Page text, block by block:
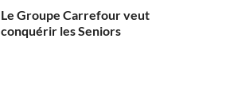
Le Groupe Carrefour veut
conquérir les Seniors